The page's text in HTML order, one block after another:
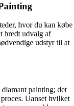
hvor du kan købe
bredt udvalg af
udstyr til at
painting; det
Uanset hvilket